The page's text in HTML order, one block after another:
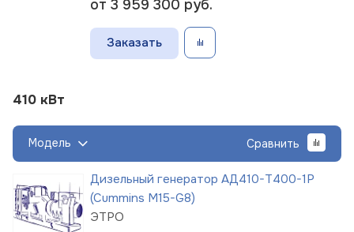
от 3 959 300 руб.
Заказать
410 кВт
Модель Сравнить
Дизельный генератор АД410-Т400-1Р
(Cummins M15-G8)
ЭТРО